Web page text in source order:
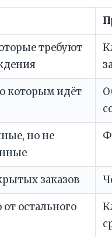
требуют
которым идёт
но не
заказов
остального